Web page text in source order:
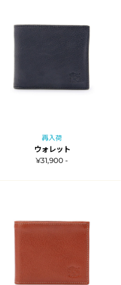
再入荷
ウォレット
¥31,900 -